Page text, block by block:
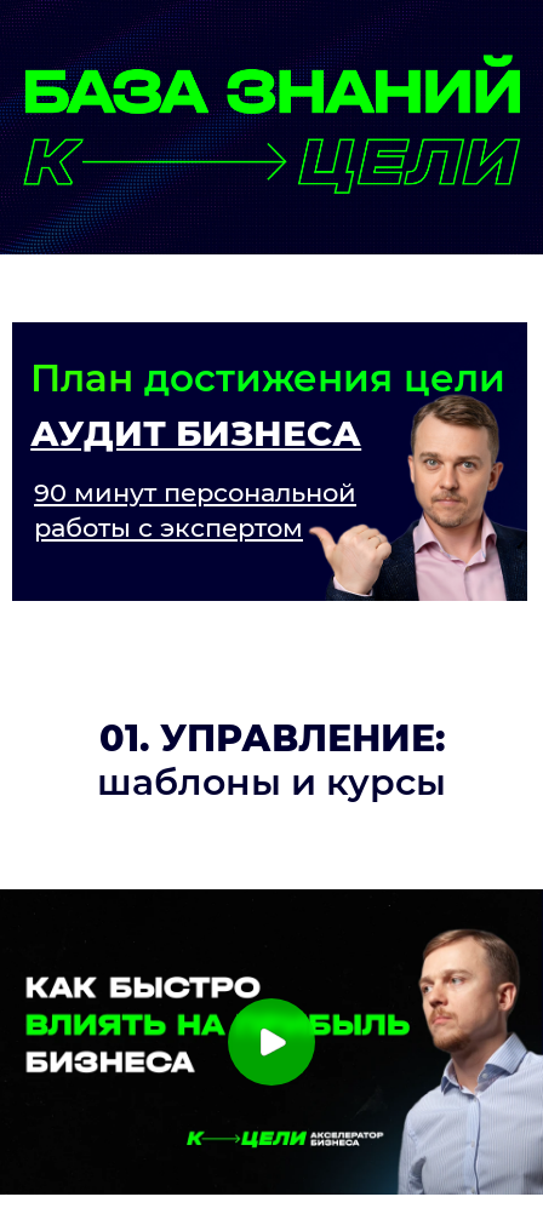
работы с экспертом
01. УПРАВЛЕНИЕ:
шаблоны и курсы